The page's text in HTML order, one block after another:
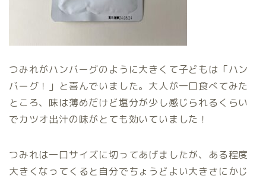
つみれがハンバーグのように大きくて子どもは「ハン
バーグ！」と喜んでいました。大人が一口食べてみた
ところ、味は薄めだけど塩分が少し感じられるくらい
でカツオ出汁の味がとても効いていました！
つみれは一口サイズに切ってあげましたが、ある程度
大きくなってくると自分でちょうどよい大きさにかじ